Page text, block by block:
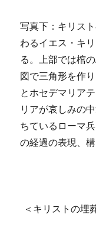
写真下：キリス
わるイエス・キ
る。上部では棺
図で三角形を作
とホセデマリア
リアが哀しみの
ちているローマ
の経過の表現、
＜キリストの埋